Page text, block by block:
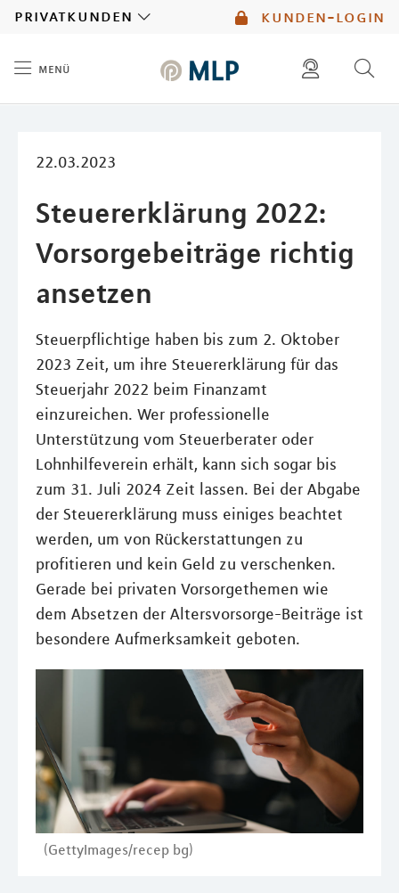
kunden-login
privatkunden
menü
22.03.2023
Steuererklärung 2022:
Vorsorgebeiträge richtig
ansetzen
Steuerpflichtige haben bis zum 2. Oktober
2023 Zeit, um ihre Steuererklärung für das
Steuerjahr 2022 beim Finanzamt
einzureichen. Wer professionelle
Unterstützung vom Steuerberater oder
Lohnhilfeverein erhält, kann sich sogar bis
zum 31. Juli 2024 Zeit lassen. Bei der Abgabe
der Steuererklärung muss einiges beachtet
werden, um von Rückerstattungen zu
profitieren und kein Geld zu verschenken.
Gerade bei privaten Vorsorgethemen wie
dem Absetzen der Altersvorsorge-Beiträge ist
besondere Aufmerksamkeit geboten.
(GettyImages/recep bg)